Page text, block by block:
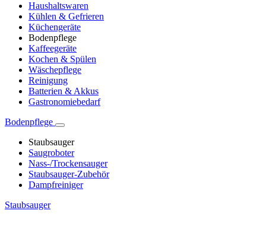
Haushaltswaren
Kühlen & Gefrieren
Küchengeräte
Bodenpflege
Kaffeegeräte
Kochen & Spülen
Wäschepflege
Reinigung
Batterien & Akkus
Gastronomiebedarf
Bodenpflege
Staubsauger
Saugroboter
Nass-/Trockensauger
Staubsauger-Zubehör
Dampfreiniger
Staubsauger